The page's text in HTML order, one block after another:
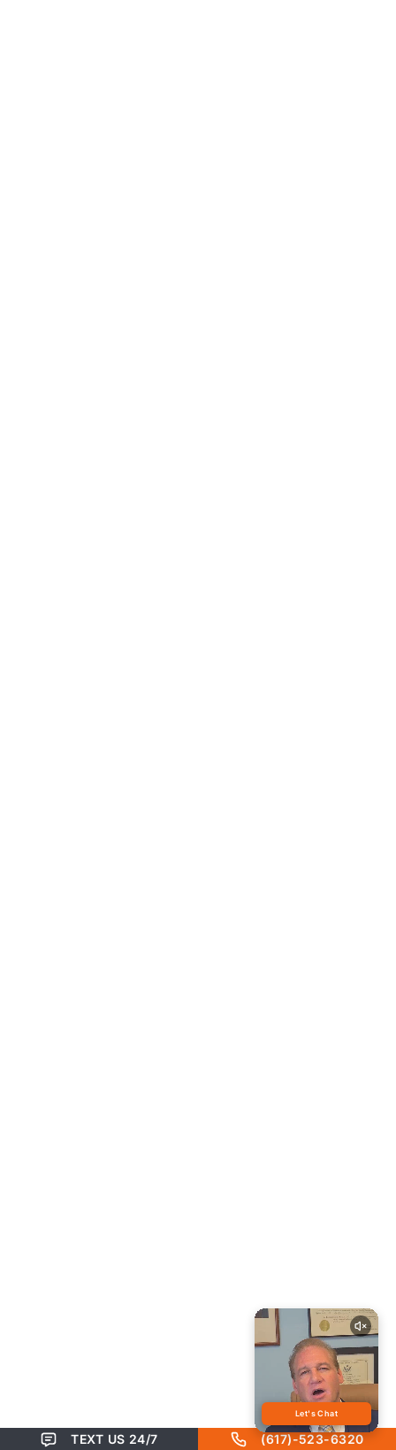
TEXT US 24/7 (617)-523-6320